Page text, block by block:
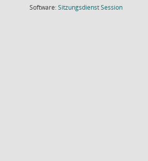
Software:SitzungsdienstSession(Wird in